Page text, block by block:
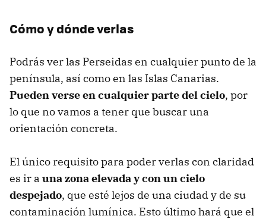
Cómo y dónde verlas
Podrás ver las Perseidas en cualquier punto de la
península, así como en las Islas Canarias.
Pueden verse en cualquier parte del cielo, por
lo que no vamos a tener que buscar una
orientación concreta.
El único requisito para poder verlas con claridad
es ir a una zona elevada y con un cielo
despejado, que esté lejos de una ciudad y de su
contaminación lumínica. Esto último hará que el